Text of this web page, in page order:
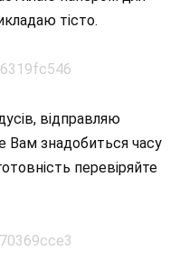
тісто.
відправляю
Вам знадобиться часу
перевіряйте